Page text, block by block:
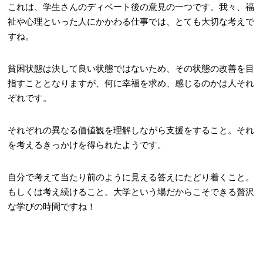
これは、学生さんのディベート後の意見の一つです。我々、福
祉や心理といった人にかかわる仕事では、とても大切な考えで
すね。
貧困状態は決して良い状態ではないため、その状態の改善を目
指すこととなりますが、何に幸福を求め、感じるのかは人それ
ぞれです。
それぞれの異なる価値観を理解しながら支援をすること。それ
を考えるきっかけを得られたようです。
自分で考えて当たり前のように見える答えにたどり着くこと。
もしくは考え続けること。大学という場だからこそできる贅沢
な学びの時間ですね！